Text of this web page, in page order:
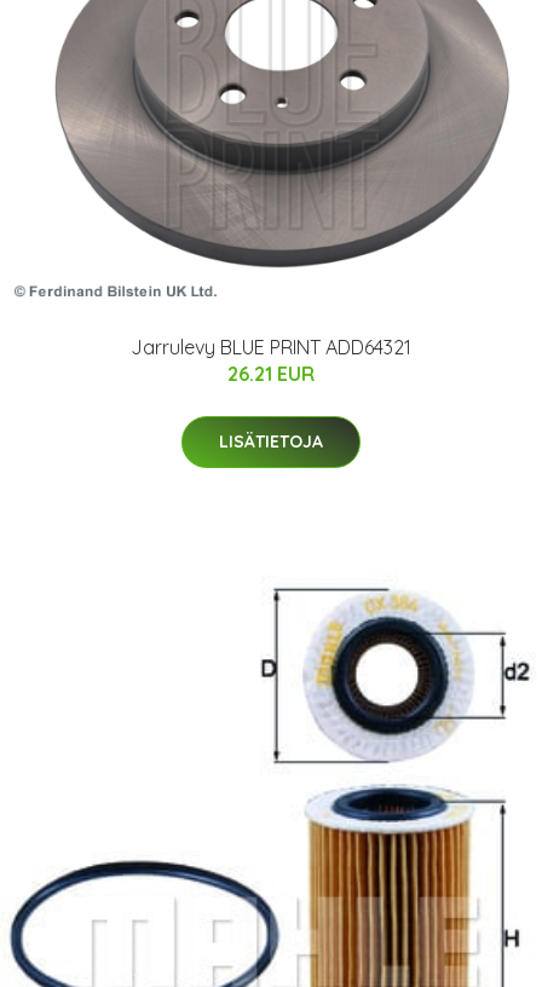
Jarrulevy BLUE PRINT ADD64321
26.21 EUR
LISÄTIETOJA